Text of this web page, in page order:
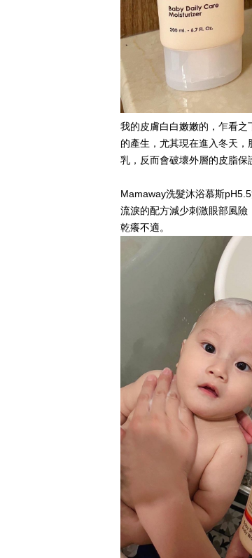
我的皮膚白白嫩嫩的，乍看
的產生，尤其現在進入冬天
乳，反而會破壞外層的皮脂保
Mamaway洗髮沐浴慕斯
流淚的配方減少刺激眼部風
乾癢不適。